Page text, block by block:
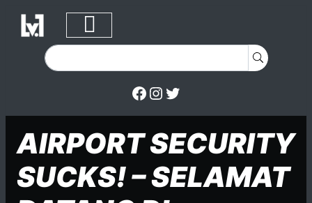
Skip to content
Facebook
Instagram
AIRPORT SECURITY
SUCKS! – SELAMAT
Posted on
Posted in
Posted in